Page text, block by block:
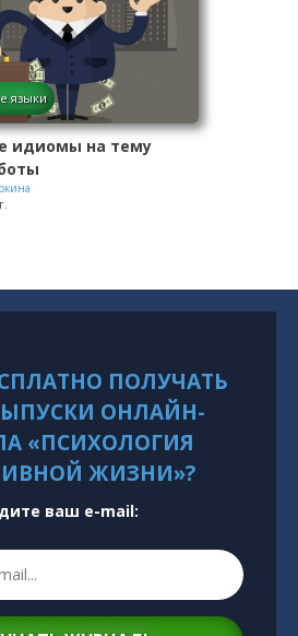
языки
идиомы на тему
ПОЛУЧАТЬ
ОНЛАЙН-
«ПСИХОЛОГИЯ
ЖИЗНИ»?
ваш e-mail: